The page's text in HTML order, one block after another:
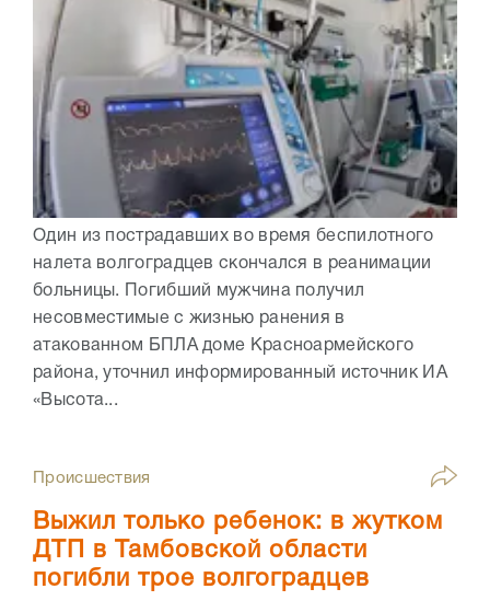
Один из пострадавших во время беспилотного
налета волгоградцев скончался в реанимации
больницы. Погибший мужчина получил
несовместимые с жизнью ранения в
атакованном БПЛА доме Красноармейского
района, уточнил информированный источник ИА
«Высота...
Происшествия
Выжил только ребенок: в жутком
ДТП в Тамбовской области
погибли трое волгоградцев